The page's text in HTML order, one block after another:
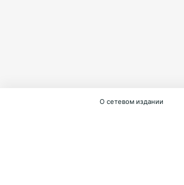
О сетевом издании